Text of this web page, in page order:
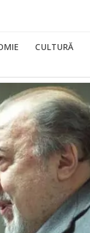
CULTURĂ